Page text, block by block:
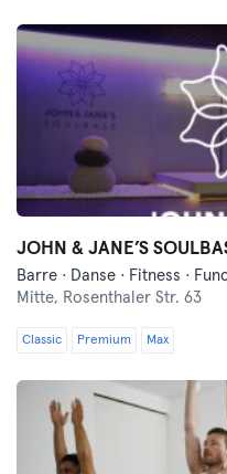
JOHN & JANE’S
Barre · Danse · Fitness ·
Mitte, Rosenthaler Str. 63
Classic Premium Max